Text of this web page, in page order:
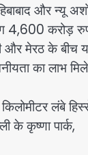
और न्यू
4,600 करोड़
और मेरठ के बीच
का लाभ
लंबे
के कृष्णा पार्क,